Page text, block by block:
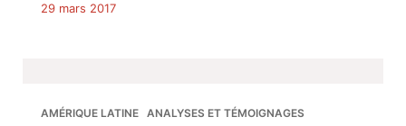
29 mars 2017
AMÉRIQUE LATINE ANALYSES ET TÉMOIGNAGES